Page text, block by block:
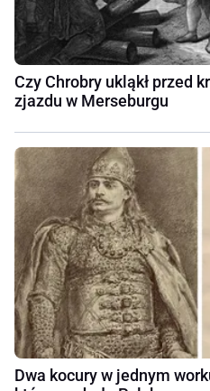
Czy Chrobry ukląkł przed
zjazdu w Merseburgu
Dwa kocury w jednym